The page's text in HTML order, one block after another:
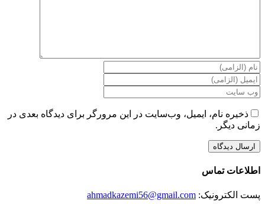
ذخیره نام، ایمیل، وب‌سایت در این مرورگر برای دیدگاه بعدی در
زمانی دیگر.
اطلاعات تماس
پست الکترونیک: ahmadkazemi56@gmail.com